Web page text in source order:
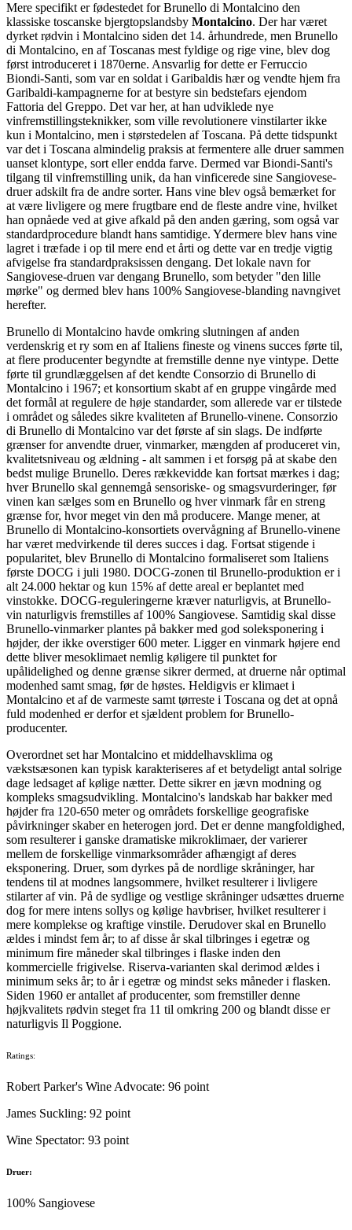
Mere specifikt er fødestedet for Brunello di Montalcino den
klassiske toscanske bjergtopslandsby Montalcino. Der har været
dyrket rødvin i Montalcino siden det 14. århundrede, men Brunello
di Montalcino, en af Toscanas mest fyldige og rige vine, blev dog
først introduceret i 1870erne. Ansvarlig for dette er Ferruccio
Biondi-Santi, som var en soldat i Garibaldis hær og vendte hjem fra
Garibaldi-kampagnerne for at bestyre sin bedstefars ejendom
Fattoria del Greppo. Det var her, at han udviklede nye
vinfremstillingsteknikker, som ville revolutionere vinstilarter ikke
kun i Montalcino, men i størstedelen af Toscana. På dette tidspunkt
var det i Toscana almindelig praksis at fermentere alle druer sammen
uanset klontype, sort eller endda farve. Dermed var Biondi-Santi's
tilgang til vinfremstilling unik, da han vinficerede sine Sangiovese-
druer adskilt fra de andre sorter. Hans vine blev også bemærket for
at være livligere og mere frugtbare end de fleste andre vine, hvilket
han opnåede ved at give afkald på den anden gæring, som også var
standardprocedure blandt hans samtidige. Ydermere blev hans vine
lagret i træfade i op til mere end et årti og dette var en tredje vigtig
afvigelse fra standardpraksissen dengang. Det lokale navn for
Sangiovese-druen var dengang Brunello, som betyder "den lille
mørke" og dermed blev hans 100% Sangiovese-blanding navngivet
herefter.
Brunello di Montalcino havde omkring slutningen af anden
verdenskrig et ry som en af ​​Italiens fineste og vinens succes førte til,
at flere producenter begyndte at fremstille denne nye vintype. Dette
førte til grundlæggelsen af det kendte Consorzio di Brunello di
Montalcino i 1967; et konsortium skabt af en gruppe vingårde med
det formål at regulere de høje standarder, som allerede var er tilstede
i området og således sikre kvaliteten af Brunello-vinene. Consorzio
di Brunello di Montalcino var det første af sin slags. De indførte
grænser for anvendte druer, vinmarker, mængden af produceret vin,
kvalitetsniveau og ældning - alt sammen i et forsøg på at skabe den
bedst mulige Brunello. Deres rækkevidde kan fortsat mærkes i dag;
hver Brunello skal gennemgå sensoriske- og smagsvurderinger, før
vinen kan sælges som en Brunello og hver vinmark får en streng
grænse for, hvor meget vin den må producere. Mange mener, at
Brunello di Montalcino-konsortiets overvågning af Brunello-vinene
har været medvirkende til deres succes i dag. Fortsat stigende i
popularitet, blev Brunello di Montalcino formaliseret som Italiens
første DOCG i juli 1980. DOCG-zonen til Brunello-produktion er i
alt 24.000 hektar og kun 15% af dette areal er beplantet med
vinstokke. DOCG-reguleringerne kræver naturligvis, at Brunello-
vin naturligvis fremstilles af 100% Sangiovese. Samtidig skal disse
Brunello-vinmarker plantes på bakker med god soleksponering i
højder, der ikke overstiger 600 meter. Ligger en vinmark højere end
dette bliver mesoklimaet nemlig køligere til punktet for
upålidelighed og denne grænse sikrer dermed, at druerne når optimal
modenhed samt smag, før de høstes. Heldigvis er klimaet i
Montalcino et af de varmeste samt tørreste i Toscana og det at opnå
fuld modenhed er derfor et sjældent problem for Brunello-
producenter.
Overordnet set har Montalcino et middelhavsklima og
vækstsæsonen kan typisk karakteriseres af et betydeligt antal solrige
dage ledsaget af kølige nætter. Dette sikrer en jævn modning og
kompleks smagsudvikling. Montalcino's landskab har bakker med
højder fra 120-650 meter og områdets forskellige geografiske
påvirkninger skaber en heterogen jord. Det er denne mangfoldighed,
som resulterer i ganske dramatiske mikroklimaer, der varierer
mellem de forskellige vinmarksområder afhængigt af deres
eksponering. Druer, som dyrkes på de nordlige skråninger, har
tendens til at modnes langsommere, hvilket resulterer i livligere
stilarter af vin. På de sydlige og vestlige skråninger udsættes druerne
dog for mere intens sollys og kølige havbriser, hvilket resulterer i
mere komplekse og kraftige vinstile. Derudover skal en Brunello
ældes i mindst fem år; to af disse år skal tilbringes i egetræ og
minimum fire måneder skal tilbringes i flaske inden den
kommercielle frigivelse. Riserva-varianten skal derimod ældes i
minimum seks år; to år i egetræ og mindst seks måneder i flasken.
Siden 1960 er antallet af producenter, som fremstiller denne
højkvalitets rødvin steget fra 11 til omkring 200 og blandt disse er
naturligvis Il Poggione.
Ratings:
Robert Parker's Wine Advocate: 96 point
James Suckling: 92 point
Wine Spectator: 93 point
Druer:
100% Sangiovese